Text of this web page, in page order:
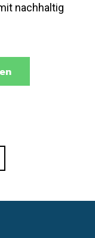
nachhaltig